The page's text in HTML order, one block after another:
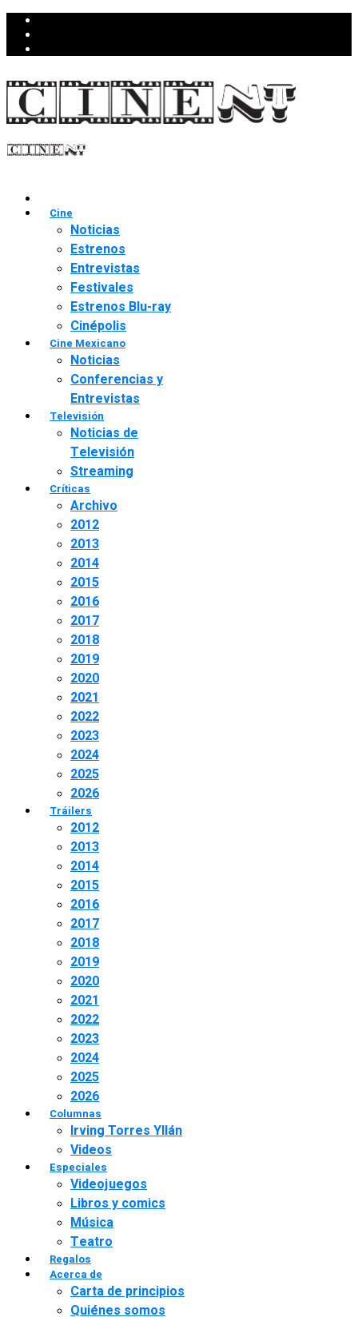
Cine
Noticias
Estrenos
Entrevistas
Festivales
Estrenos Blu-ray
Cinépolis
Cine Mexicano
Noticias
Conferencias y
Entrevistas
Televisión
Noticias de
Televisión
Streaming
Críticas
Archivo
2012
2013
2014
2015
2016
2017
2018
2019
2020
2021
2022
2023
2024
2025
2026
Tráilers
2012
2013
2014
2015
2016
2017
2018
2019
2020
2021
2022
2023
2024
2025
2026
Columnas
Irving Torres Yllán
Videos
Especiales
Videojuegos
Libros y comics
Música
Teatro
Regalos
Acerca de
Carta de principios
Quiénes somos